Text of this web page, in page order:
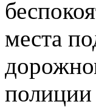
места
полиции